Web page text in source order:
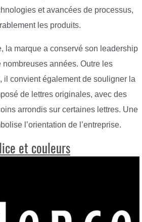
et avancées de processus,
les produits.
la marque a conservé son leadership
nombreuses années. Outre les
il convient également de souligner la
de lettres originales, avec des
arrondis sur certaines lettres. Une
l’orientation de l’entreprise.
et couleurs